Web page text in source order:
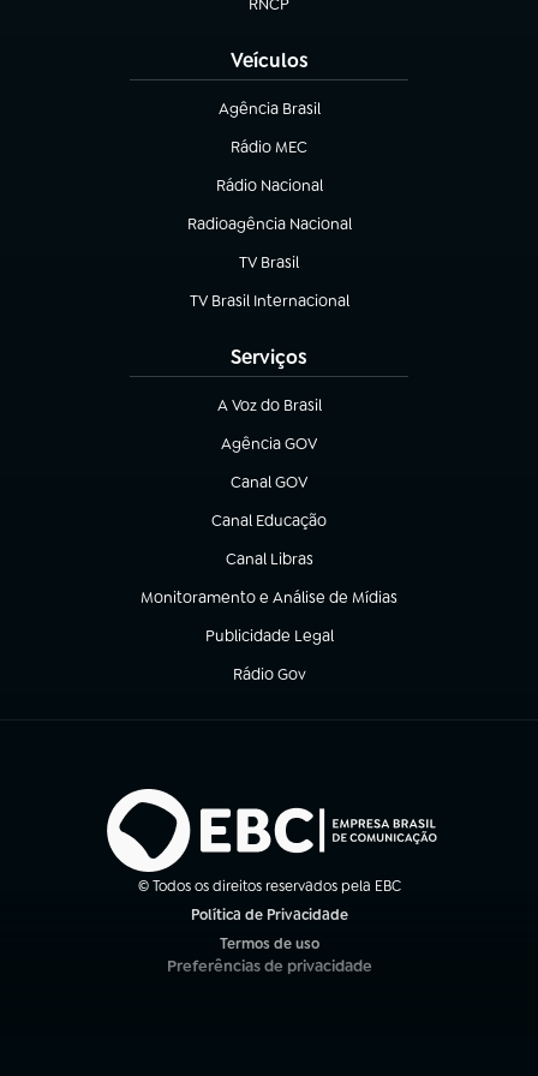
RNCP
(abre em nova aba)
Veículos
Agência Brasil
(abre em nova aba)
Rádio MEC
(abre em nova aba)
Rádio Nacional
Radioagência Nacional
(abre em nova aba)
TV Brasil
(abre em nova aba)
TV Brasil Internacional
(abre em nova aba)
Serviços
A Voz do Brasil
(abre em nova aba)
Agência GOV
(abre em nova aba)
Canal GOV
(abre em nova aba)
Canal Educação
(abre em nova aba)
Canal Libras
(abre em nova aba)
Monitoramento e Análise de Mídias
(abre em nova aba)
Publicidade Legal
(abre em nova aba)
Rádio Gov
(abre em nova aba)
© Todos os direitos reservados pela EBC
Política de Privacidade
Termos de uso
(abre em nova aba)
Preferências de privacidade